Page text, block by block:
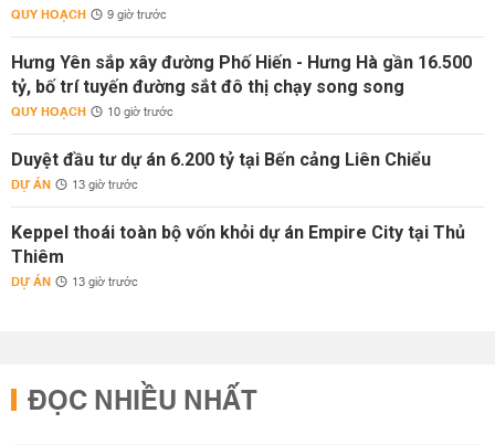
QUY HOẠCH 9 giờ trước
Hưng Yên sắp xây đường Phố Hiến - Hưng Hà gần 16.500
tỷ, bố trí tuyến đường sắt đô thị chạy song song
QUY HOẠCH 10 giờ trước
Duyệt đầu tư dự án 6.200 tỷ tại Bến cảng Liên Chiểu
DỰ ÁN 13 giờ trước
Keppel thoái toàn bộ vốn khỏi dự án Empire City tại Thủ
Thiêm
DỰ ÁN 13 giờ trước
ĐỌC NHIỀU NHẤT